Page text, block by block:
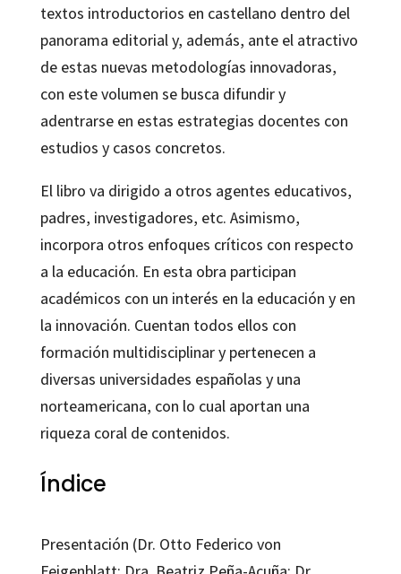
textos introductorios en castellano dentro del
panorama editorial y, además, ante el atractivo
de estas nuevas metodologías innovadoras,
con este volumen se busca difundir y
adentrarse en estas estrategias docentes con
estudios y casos concretos.
El libro va dirigido a otros agentes educativos,
padres, investigadores, etc. Asimismo,
incorpora otros enfoques críticos con respecto
a la educación. En esta obra participan
académicos con un interés en la educación y en
la innovación. Cuentan todos ellos con
formación multidisciplinar y pertenecen a
diversas universidades españolas y una
norteamericana, con lo cual aportan una
riqueza coral de contenidos.
Índice
Presentación (Dr. Otto Federico von